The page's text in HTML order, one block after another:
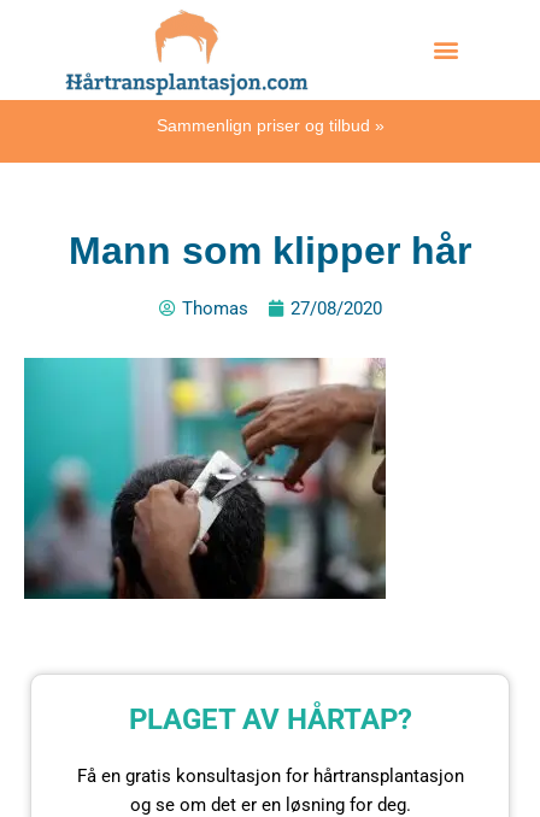
Sammenlign priser og tilbud »
Mann som klipper hår
Thomas 27/08/2020
PLAGET AV HÅRTAP?
Få en gratis konsultasjon for hårtransplantasjon
og se om det er en løsning for deg.